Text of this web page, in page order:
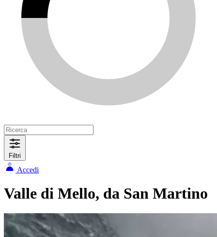
Filtri
Accedi
Valle di Mello, da San Martino